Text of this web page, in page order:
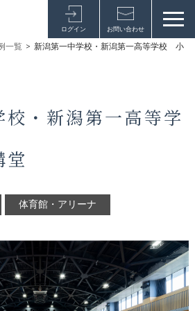
ログイン お問い合わせ
一覧 > 新潟第一中学校・新潟第一高等学校 小
・新潟第一高等学
堂
体育館・アリーナ